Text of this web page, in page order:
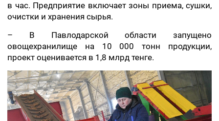
в час. Предприятие включает зоны приема, сушки,
очистки и хранения сырья.
– В Павлодарской области запущено
овощехранилище на 10 000 тонн продукции,
проект оценивается в 1,8 млрд тенге.